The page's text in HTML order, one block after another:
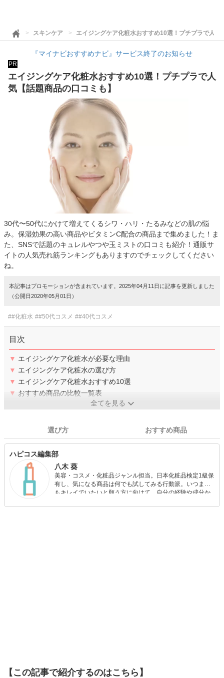
スキンケア エイジングケア化粧水おすすめ10選！プチプラで人気
『マイナビおすすめナビ』サービス終了のお知らせ
PR
エイジングケア化粧水おすすめ10選！プチプラで人
気【話題商品の口コミも】
30代〜50代にかけて増えてくるシワ・ハリ・たるみなどの肌の悩
み。保湿効果の高い商品やビタミンC配合の商品まで集めました！ま
た、SNSで話題のキュレルやつや玉ミストの口コミも紹介！通販サ
イトの人気売れ筋ランキングもありますのでチェックしてください
ね。
本記事はプロモーションが含まれています。2025年04月11日に記事を更新しました
（公開日2020年05月01日）
##化粧水 ##50代コスメ ##40代コスメ
目次
▼ エイジングケア化粧水が必要な理由
▼ エイジングケア化粧水の選び方
▼ エイジングケア化粧水おすすめ10選
▼ おすすめ商品の比較一覧表
全てを見る
選び方 おすすめ商品
ハピコス編集部
八木 葵
美容・コスメ・化粧品ジャンル担当。日本化粧品検定1級保
有し、気になる商品は何でも試してみる行動派。いつまで
もキレイでいたいと願う方に向けて、自分の経験や成分か
【この記事で紹介するのはこちら】